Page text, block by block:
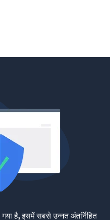
है, इसमें सबसे उन्नत अंतर्निहित